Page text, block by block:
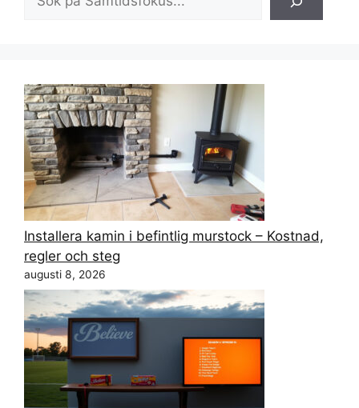
Installera kamin i befintlig murstock – Kostnad,
regler och steg
augusti 8, 2026